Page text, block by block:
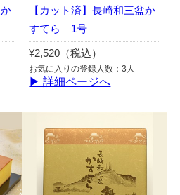
【カット済】長崎和三盆か
すてら 1号
¥2,520（税込）
お気に入りの登録人数：3人
▶ 詳細ページへ